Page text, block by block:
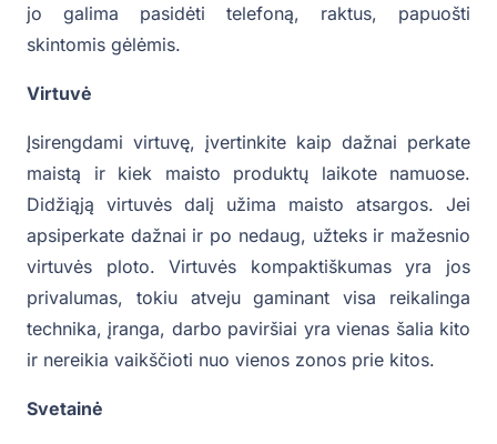
jo galima pasidėti telefoną, raktus, papuošti
skintomis gėlėmis.
Virtuvė
Įsirengdami virtuvę, įvertinkite kaip dažnai perkate
maistą ir kiek maisto produktų laikote namuose.
Didžiąją virtuvės dalį užima maisto atsargos. Jei
apsiperkate dažnai ir po nedaug, užteks ir mažesnio
virtuvės ploto. Virtuvės kompaktiškumas yra jos
privalumas, tokiu atveju gaminant visa reikalinga
technika, įranga, darbo paviršiai yra vienas šalia kito
ir nereikia vaikščioti nuo vienos zonos prie kitos.
Svetainė